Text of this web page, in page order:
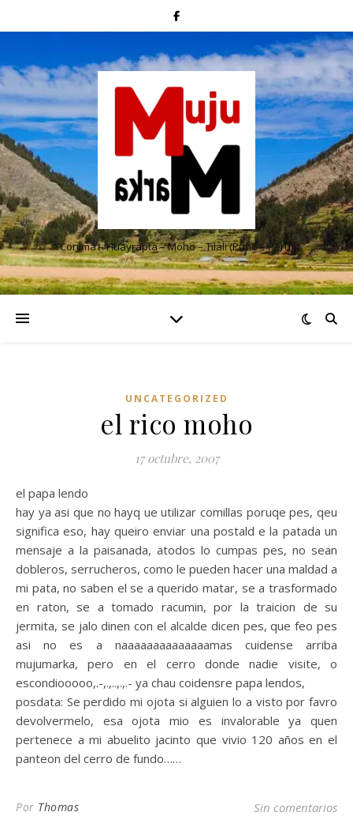
Conima – Huayrapta – Moho – Tilali (Puno – Perú)
UNCATEGORIZED
el rico moho
17 octubre, 2007
el papa lendo
hay ya asi que no hayq ue utilizar comillas poruqe pes, qeu
significa eso, hay queiro enviar una postald e la patada un
mensaje a la paisanada, atodos lo cumpas pes, no sean
dobleros, serrucheros, como le pueden hacer una maldad a
mi pata, no saben el se a querido matar, se a trasformado
en raton, se a tomado racumin, por la traicion de su
jermita, se jalo dinen con el alcalde dicen pes, que feo pes
asi no es a naaaaaaaaaaaaaamas cuidense arriba
mujumarka, pero en el cerro donde nadie visite, o
escondiooooo,.-,.,..,.,.- ya chau coidensre papa lendos,
posdata: Se perdido mi ojota si alguien lo a visto por favro
devolvermelo, esa ojota mio es invalorable ya quen
pertenece a mi abuelito jacinto que vivio 120 años en el
panteon del cerro de fundo……
Por Thomas Sin comentarios